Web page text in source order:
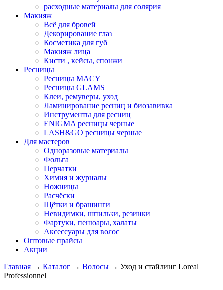
расходные материалы для солярия
Макияж
Всё для бровей
Декорирование глаз
Косметика для губ
Макияж лица
Кисти , кейсы, спонжи
Ресницы
Ресницы MACY
Ресницы GLAMS
Клеи, ремуверы, уход
Ламинирование ресниц и биозавивка
Инструменты для ресниц
ENIGMA ресницы черные
LASH&GO ресницы черные
Для мастеров
Одноразовые материалы
Фольга
Перчатки
Химия и журналы
Ножницы
Расчёски
Щётки и брашинги
Невидимки, шпильки, резинки
Фартуки, пенюары, халаты
Аксессуары для волос
Оптовые прайсы
Акции
Главная → Каталог → Волосы → Уход и стайлинг Loreal
Professionnel